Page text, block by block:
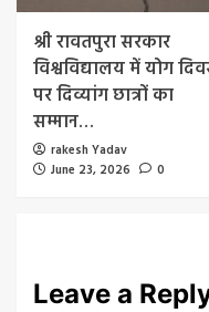
श्री रावतपुरा सरकार
विश्वविद्यालय में योग
पर दिव्यांग छात्रों का
सम्मान…
rakesh Yadav
June 23, 2026
0
Leave a